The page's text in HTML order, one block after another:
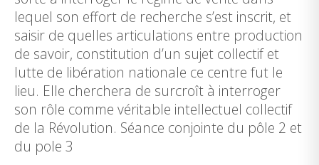
lequel son effort de recherche s’est inscrit, et
saisir de quelles articulations entre production
de savoir, constitution d’un sujet collectif et
lutte de libération nationale ce centre fut le
lieu. Elle cherchera de surcroît à interroger
son rôle comme véritable intellectuel collectif
de la Révolution. Séance conjointe du pôle 2 et
du pole 3